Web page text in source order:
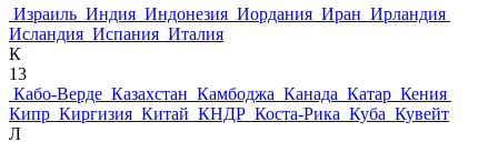
Израиль Индия Индонезия Иордания Иран Ирландия
Исландия Испания Италия
К
13
Кабо-Верде Казахстан Камбоджа Канада Катар Кения
Кипр Киргизия Китай КНДР Коста-Рика Куба Кувейт
Л